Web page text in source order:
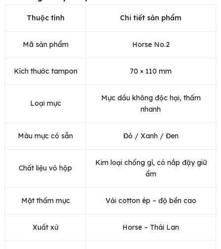
Thuộc tính Chi tiết sản phẩm
Mã sản phẩm Horse No.2
Kích thước tampon 70 × 110 mm
Loại mực
Mực dầu không độc hại, thấm
nhanh
Màu mực có sẵn Đỏ / Xanh / Đen
Chất liệu vỏ hộp
Kim loại chống gỉ, có nắp đậy giữ
ẩm
Mặt thấm mực Vải cotton ép – độ bền cao
Xuất xứ Horse – Thái Lan